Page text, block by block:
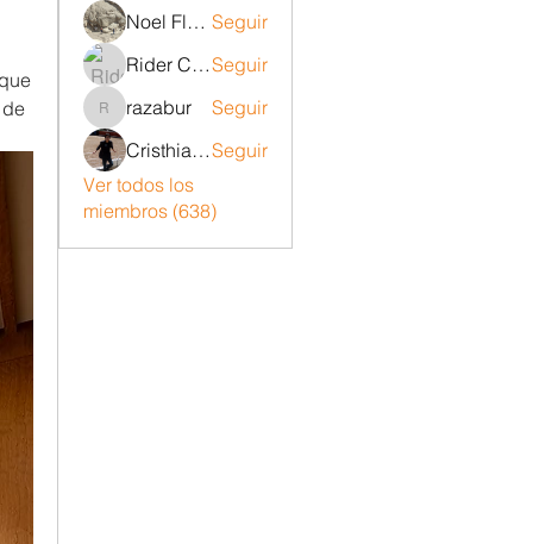
Noel Flores ruiz Seguir
Rider CarrizoSeguir
razabur
razabur
Seguir
Cristhian Belito MoranSeguir
Ver todos los
miembros (638)